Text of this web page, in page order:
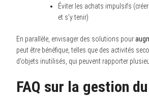
Éviter les achats impulsifs
et s’y tenir)
En parallèle, envisager des solutions pour
peut être bénéfique, telles que des activités
d’objets inutilisés, qui peuvent rapporter
FAQ sur la gestion